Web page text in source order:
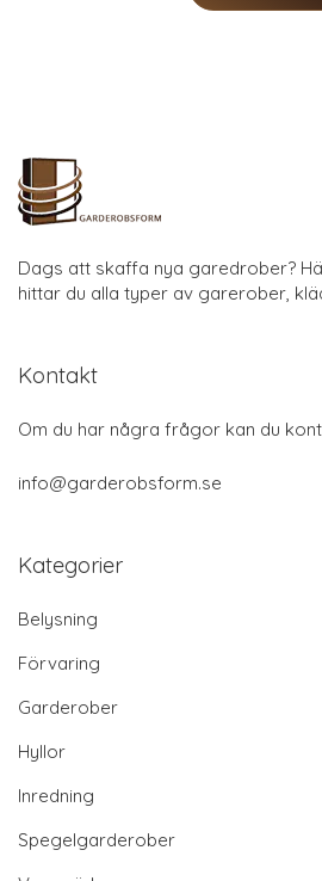
Dags att skaffa nya garedrober?
hittar du alla typer av garerober,
Kontakt
Om du har några frågor kan du
info@garderobsform.se
Kategorier
Belysning
Förvaring
Garderober
Hyllor
Inredning
Spegelgarderober